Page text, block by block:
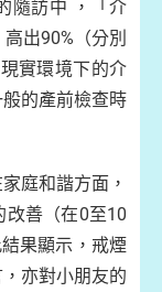
隨訪中 ，「介
出90%（分別
實環境下的介
的產前檢查時
庭和諧方面，
改善（在0至10
果顯示，戒煙
亦對小朋友的